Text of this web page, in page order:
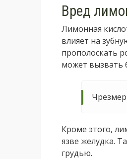
Вред
Лимонная
влияет на
прополоскать
может вызвать
Кроме этого,
язве желудка.
грудью.